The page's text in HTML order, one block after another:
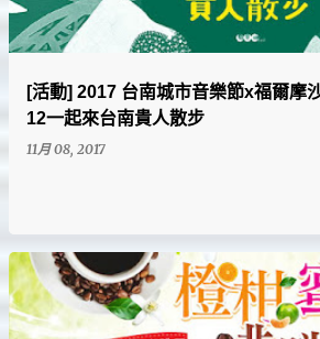
[活動] 2017 台南城市音樂節x福爾摩
12一起來台南貴人散步
11月 08, 2017